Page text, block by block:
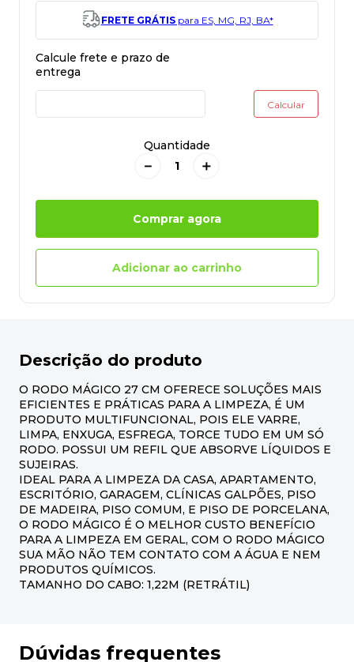
FRETE GRÁTISpara ES, MG, RJ, BA*
Quantidade
＋
－
Comprar agora
Adicionar ao carrinho
Descrição do produto
O RODO MÁGICO 27 CM OFERECE SOLUÇÕES MAIS
EFICIENTES E PRÁTICAS PARA A LIMPEZA, É UM
PRODUTO MULTIFUNCIONAL, POIS ELE VARRE,
LIMPA, ENXUGA, ESFREGA, TORCE TUDO EM UM SÓ
RODO. POSSUI UM REFIL QUE ABSORVE LÍQUIDOS E
SUJEIRAS.
IDEAL PARA A LIMPEZA DA CASA, APARTAMENTO,
ESCRITÓRIO, GARAGEM, CLÍNICAS GALPÕES, PISO
DE MADEIRA, PISO COMUM, E PISO DE PORCELANA,
O RODO MÁGICO É O MELHOR CUSTO BENEFÍCIO
PARA A LIMPEZA EM GERAL, COM O RODO MÁGICO
SUA MÃO NÃO TEM CONTATO COM A ÁGUA E NEM
PRODUTOS QUÍMICOS.
TAMANHO DO CABO: 1,22M (RETRÁTIL)
Dúvidas frequentes